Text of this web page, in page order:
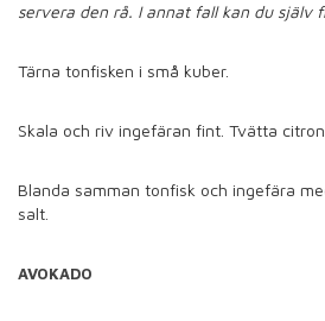
servera den rå. I annat fall kan du själv
Tärna tonfisken i små kuber.
Skala och riv ingefäran fint. Tvätta
Blanda samman tonfisk och ingefära
salt.
AVOKADO